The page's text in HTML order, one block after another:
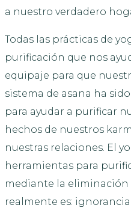
a nuestro verdadero
Todas las prácticas de
purificación que nos
equipaje para que
sistema de asana ha
para ayudar a purificar
hechos de nuestros
nuestras relaciones. El
herramientas para
mediante la eliminación
realmente es: